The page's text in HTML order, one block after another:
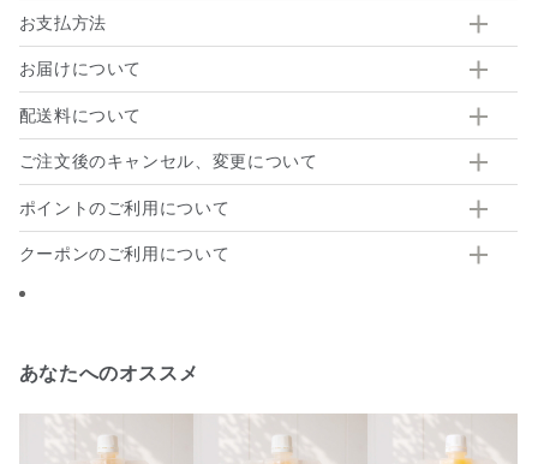
お支払方法
お届けについて
配送料について
ご注文後のキャンセル、変更について
ポイントのご利用について
クーポンのご利用について
あなたへのオススメ